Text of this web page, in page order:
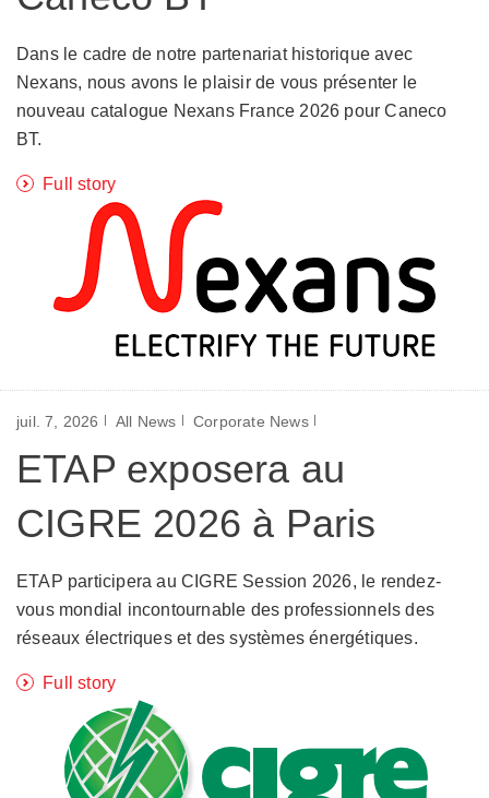
Dans le cadre de notre partenariat historique avec
Nexans, nous avons le plaisir de vous présenter le
nouveau catalogue Nexans France 2026 pour Caneco
BT.
Full story
juil. 7, 2026 All News Corporate News
ETAP exposera au
CIGRE 2026 à Paris
ETAP participera au CIGRE Session 2026, le rendez-
vous mondial incontournable des professionnels des
réseaux électriques et des systèmes énergétiques.
Full story